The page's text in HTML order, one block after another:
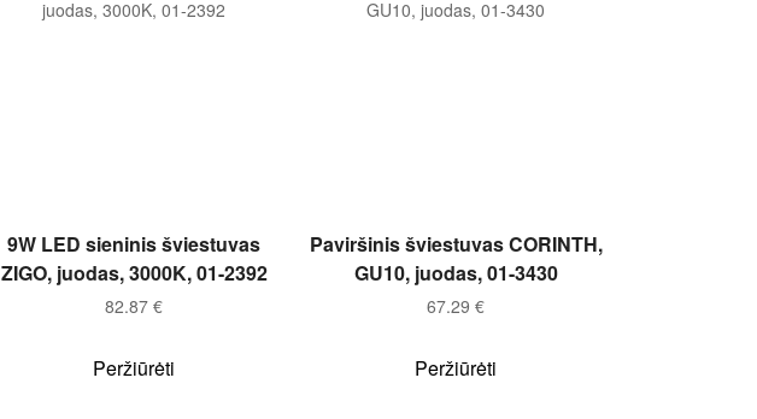
Į KREPŠELĮ
9W LED sieninis šviestuvas
ZIGO, juodas, 3000K, 01-2392
82.87€
Peržiūrėti
Į KREPŠELĮ
Paviršinis šviestuvas CORINTH,
GU10, juodas, 01-3430
67.29€
Peržiūrėti